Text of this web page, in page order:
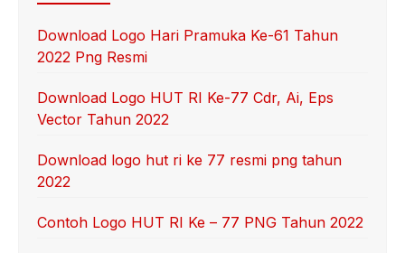
Download Logo Hari Pramuka Ke-61 Tahun
2022 Png Resmi
Download Logo HUT RI Ke-77 Cdr, Ai, Eps
Vector Tahun 2022
Download logo hut ri ke 77 resmi png tahun
2022
Contoh Logo HUT RI Ke – 77 PNG Tahun 2022